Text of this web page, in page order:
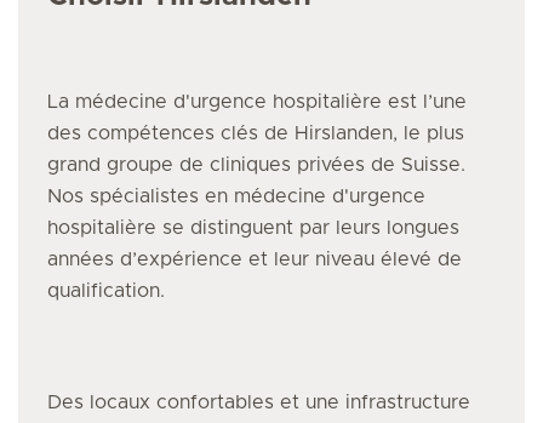
La médecine d'urgence hospitalière est l’une
des compétences clés de Hirslanden, le plus
grand groupe de cliniques privées de Suisse.
Nos spécialistes en médecine d'urgence
hospitalière se distinguent par leurs longues
années d’expérience et leur niveau élevé de
qualification.
Des locaux confortables et une infrastructure